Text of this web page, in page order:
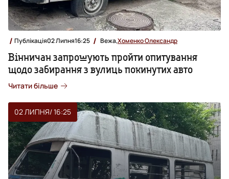
Публікація02 Липня16:25 Вежа,Хоменко Олександр
Вінничан запрошують пройти опитування
щодо забирання з вулиць покинутих авто
Читати більше
02 ЛИПНЯ/ 16:25